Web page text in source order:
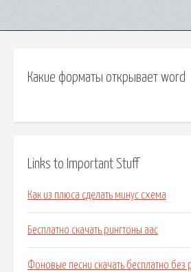
Какие форматы открывает word
Links to Important Stuff
Как из плюса сделать минус схема
Бесплатно скачать рингтоны aac
Фоновые песни скачать бесплатно без